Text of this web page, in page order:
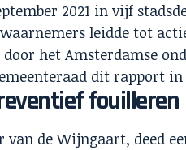
2021 in vijf
leidde tot
het Amsterdamse
dit rapport
fouilleren
van de Wijngaart, deed